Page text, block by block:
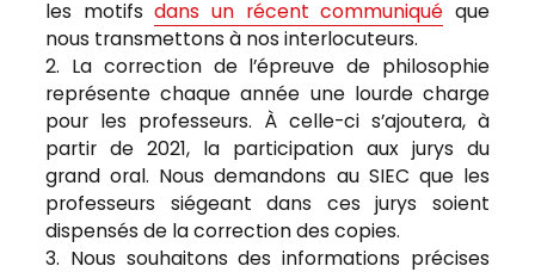
les motifsdans un récent communiqué que
nous transmettons à nos interlocuteurs.
2. La correction de l’épreuve de philosophie
représente chaque année une lourde charge
pour les professeurs. À celle-ci s’ajoutera, à
partir de 2021, la participation aux jurys du
grand oral. Nous demandons au SIEC que les
professeurs siégeant dans ces jurys soient
dispensés de la correction des copies.
3. Nous souhaitons des informations précises